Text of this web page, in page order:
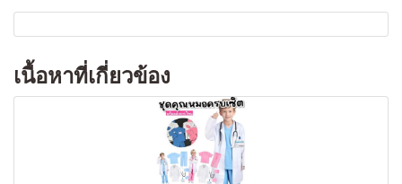
เนื้อหาที่เกี่ยวข้อง